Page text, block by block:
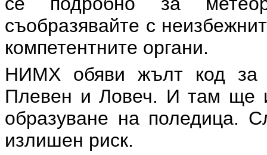
съобразявайте с
компетентните органи.
НИМХ обяви жълт код за
Плевен и Ловеч. И там ще
образуване на поледица.
излишен риск.